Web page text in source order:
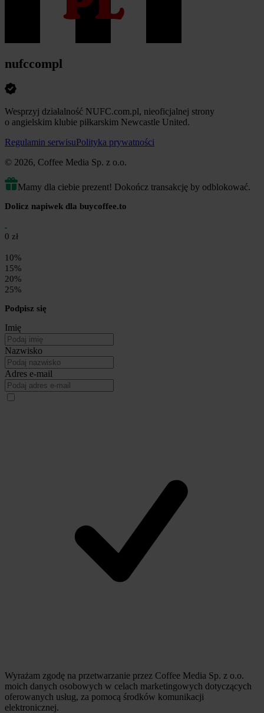
nufccompl
Wesprzyj działalność NUFC.com.pl, nieoficjalnej strony
o angielskim klubie piłkarskim Newcastle United.
Regulamin serwisuPolityka prywatności
© 2026, Coffee Media Sp. z o.o.
Mamy dla ciebie prezent! Dokończ transakcję by odblokować.
Dolicz napiwek dla buycoffee.to
0 zł
10%
15%
20%
25%
Podpisz się
Imię
Nazwisko
Adres e-mail
Wyrażam zgodę na przetwarzanie przez Coffee Media Sp. z o.o.
moich danych osobowych w celach marketingowych dotyczących
oferowanych usług, za pomocą środków komunikacji
elektronicznej.